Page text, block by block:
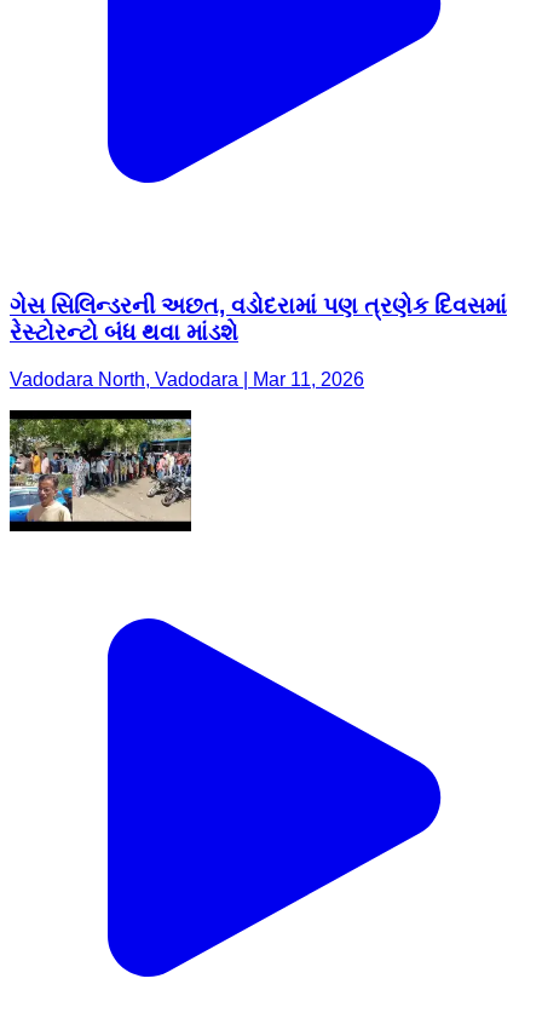
ગેસ સિલિન્ડરની અછત, વડોદરામાં પણ ત્રણેક દિવસમાં
રેસ્ટોરન્ટો બંધ થવા માંડશે
Vadodara North, Vadodara | Mar 11, 2026